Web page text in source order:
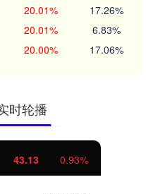
20.01% 17.26%
20.01% 6.83%
20.00% 17.06%
时轮播
43.13 0.93%